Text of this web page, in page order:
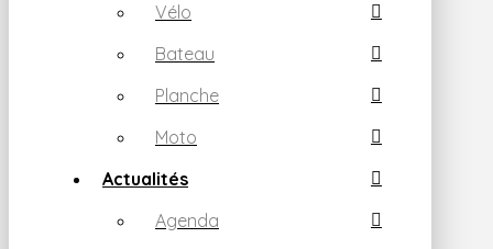
Vélo
Bateau
Planche
Moto
Actualités
Agenda